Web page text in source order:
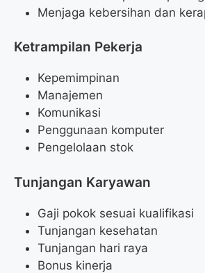
Menjaga kebersihan dan
Ketrampilan Pekerja
Kepemimpinan
Manajemen
Komunikasi
Penggunaan komputer
Pengelolaan stok
Tunjangan Karyawan
Gaji pokok sesuai kualifikasi
Tunjangan kesehatan
Tunjangan hari raya
Bonus kinerja